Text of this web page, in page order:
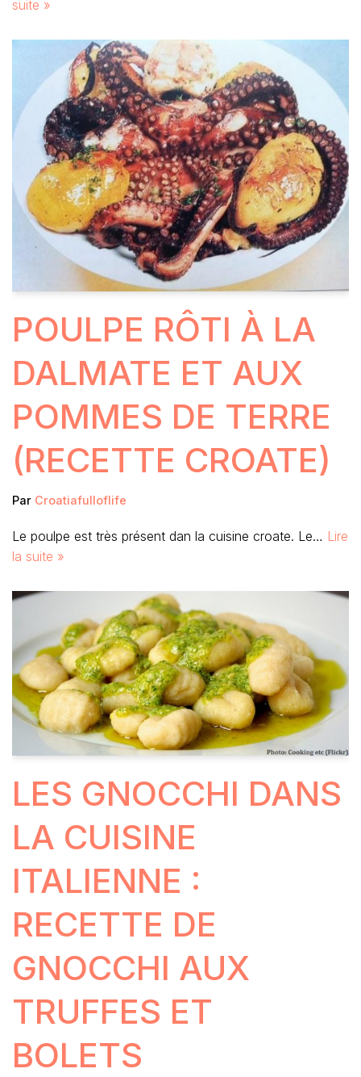
suite »
POULPE RÔTI À LA
DALMATE ET AUX
POMMES DE TERRE
(RECETTE CROATE)
Par Croatiafulloflife
Le poulpe est très présent dan la cuisine croate. Le… Lire
la suite »
LES GNOCCHI DANS
LA CUISINE
ITALIENNE :
RECETTE DE
GNOCCHI AUX
TRUFFES ET
BOLETS